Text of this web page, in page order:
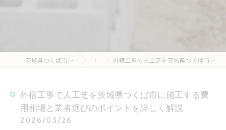
茨城県つくば市の外構工事なら有限会社和園 コラム 外構工事で人工芝を茨城県つくば市に施工する費用相場と業者選びのポイントを詳しく解説
外構工事で人工芝を茨城県つくば市に施工する費
用相場と業者選びのポイントを詳しく解説
2026/03/26